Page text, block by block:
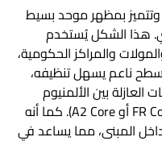
بمظهر موحد بسيط
هذا الشكل يُستخدم
والمراكز الحكومية،
ناعم يسهل تنظيفه،
بين الألمنيوم
والنواة المقاومة للاشتعال (مثل FR Core أو A2 Core). كما أنه
داخل المبنى، مما يساعد في